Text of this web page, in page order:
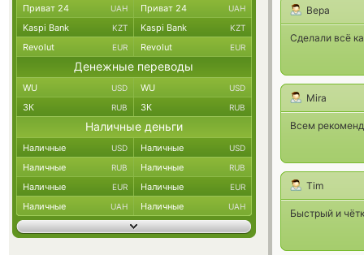
Вера
Сделали всё
Mira
Всем
Tim
Быстрый и
Приват 24 UAH Приват 24 UAH
Kaspi Bank KZT Kaspi Bank KZT
Revolut EUR Revolut EUR
Денежные переводы
WU USD WU USD
ЗК RUB ЗК RUB
Наличные деньги
Наличные USD Наличные USD
Наличные RUB Наличные RUB
Наличные EUR Наличные EUR
Наличные UAH Наличные UAH